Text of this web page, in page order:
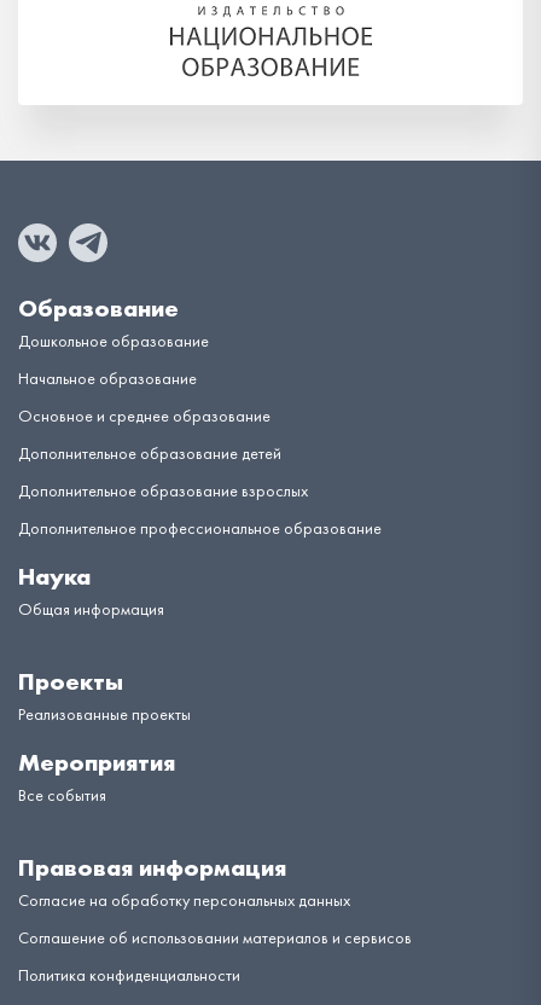
Образование
Дошкольное образование
Начальное образование
Основное и среднее образование
Дополнительное образование детей
Дополнительное образование взрослых
Дополнительное профессиональное образование
Наука
Общая информация
Проекты
Реализованные проекты
Мероприятия
Все события
Правовая информация
Согласие на обработку персональных данных
Соглашение об использовании материалов и сервисов
Политика конфиденциальности